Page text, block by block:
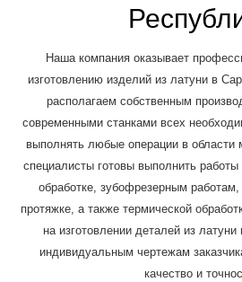
Наша компания оказывает
изготовлению изделий из латуни в
располагаем собственным
современными станками всех
выполнять любые операции в области
специалисты готовы выполнить
обработке, зубофрезерным
протяжке, а также термической
на изготовлении деталей из
индивидуальным чертежам
качество и